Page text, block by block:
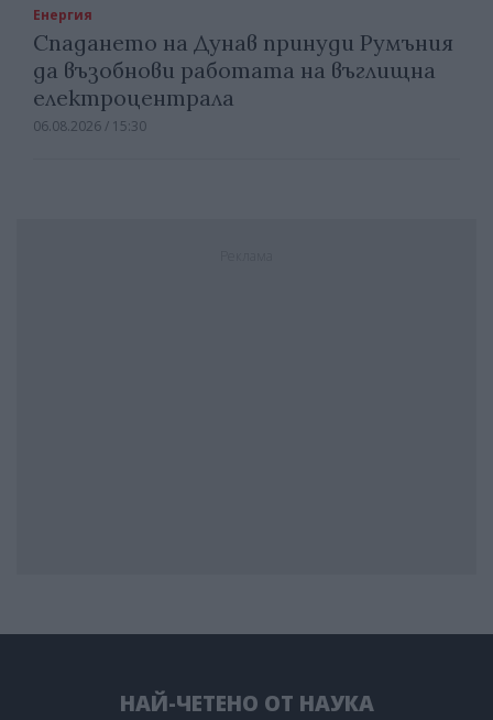
Енергия
Спадането на Дунав принуди Румъния
да възобнови работата на въглищна
електроцентрала
06.08.2026 / 15:30
НАЙ-ЧЕТЕНО ОТ НАУКА